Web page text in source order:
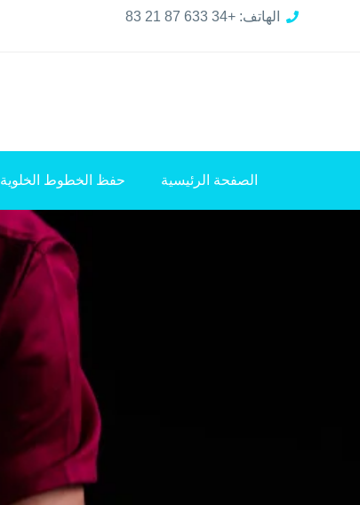
الهاتف: +34 633 87 21 83
الصفحة الرئيسية حفظ الخطوط الخلوية